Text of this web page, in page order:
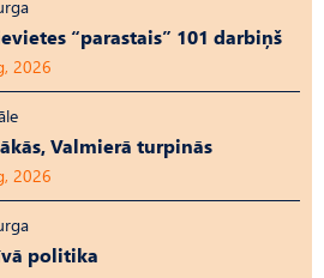
“parastais” 101 darbiņš
2026
Valmierā turpinās
2026
politika